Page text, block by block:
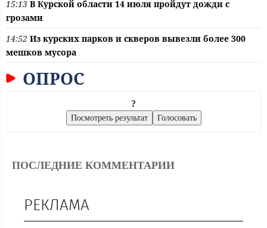
15:13 В Курской области 14 июля пройдут дожди с
грозами
14:52 Из курских парков и скверов вывезли более 300
мешков мусора
ОПРОС
?
ПОСЛЕДНИЕ КОММЕНТАРИИ
РЕКЛАМА